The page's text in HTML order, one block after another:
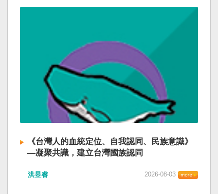
《台灣人的血統定位、自我認同、民族意識》
—凝聚共識，建立台灣國族認同
洪昱睿 2026-08-03